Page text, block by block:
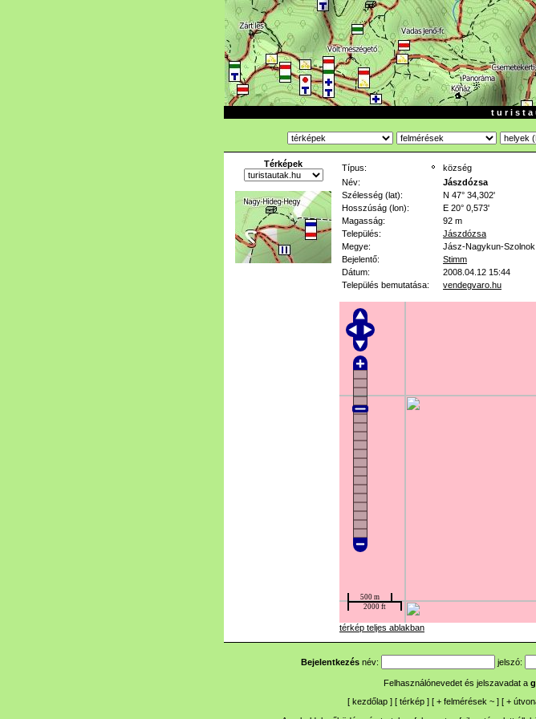
t u r i s t a
Térképek Típus: község
Név:
Jászdózsa
Szélesség (lat):
N 47° 34,302'
Hosszúság (lon):
E 20° 0,573'
Magasság:
92 m
Település:
Jászdózsa
Megye:
Jász-Nagykun-Szolnok
Bejelentő:
Stimm
Dátum:
2008.04.12 15:44
Település bemutatása:
vendegvaro.hu
térkép teljes ablakban
Bejelentkezés név: jelszó:
Felhasználónevedet és jelszavadat a
[ kezdőlap ] [ térkép ] [ + felmérések ~ ] [ +